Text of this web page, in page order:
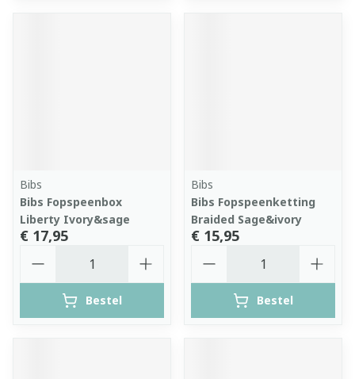
Bibs
Bibs Fopspeenbox
Liberty Ivory&sage
€ 17,95
Bestel
Bibs
Bibs Fopspeenketting
Braided Sage&ivory
€ 15,95
Bestel